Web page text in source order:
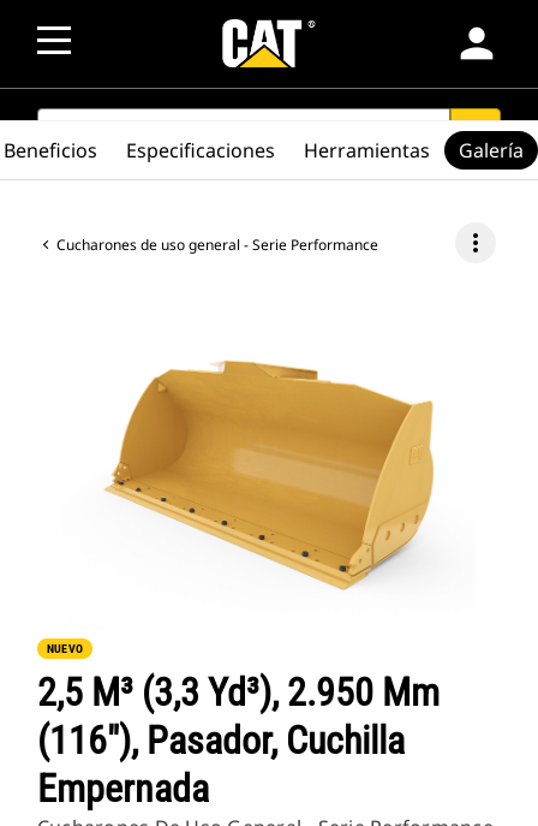
person
SEARCH search
Cucharones de uso general - Serie Performance more_vert
NUEVO
2,5 M³ (3,3 Yd³), 2.950 Mm
(116"), Pasador, Cuchilla
Empernada
Beneficios Especificaciones Herramientas Galería